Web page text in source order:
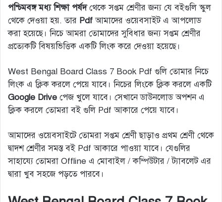
পশ্চিমবঙ্গ মধ্য শিক্ষা পর্ষদথেকে সপ্তম শ্রেণীর জন্য যে বইগুলি স্কুল
থেকে দেওয়া হয়. তার Pdfআমাদের ওয়েবসাইট এ আপলোড
করা হয়েছে। নিচে আমরা তোমাদের সুবিধার জন্য সপ্তম শ্রেণীর
প্রত্যেকটি বিষয়ভিত্তিক একটি লিংক করে দেওয়া হয়েছে।
West Bengal Board Class 7 Book Pdf গুলি তোমার নিচে
লিংক এ ক্লিক করলে পেয়ে যাবে। নিচের লিংকে ক্লিক করলে একটি
Google Drive পেজ খুলে যাবে। সেখানে ডাউনলোড অপশন এ
ক্লিক করলে তোমরা বই গুলি Pdf আকারে পেয়ে যাবে।
আমাদের ওয়েবসাইটে তোমরা সপ্তম শ্রেণী ছাড়াও প্রথম শ্রেণী থেকে
দ্বাদশ শ্রেণীর সমস্ত বই Pdf আকারে পাওয়া যাবে। যেগুলির
সাহায্যে তোমরা Offline এ মোবাইল / কম্পিউটার / ট্যাবলেট এর
দ্বারা খুব সহজে পড়তে পারবে।